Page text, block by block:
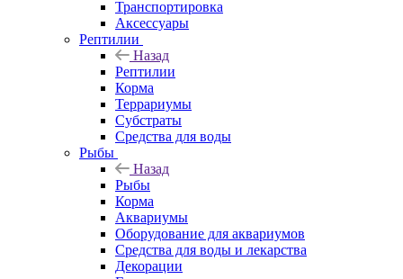
Транспортировка
Аксессуары
Рептилии
Назад
Рептилии
Корма
Террариумы
Субстраты
Средства для воды
Рыбы
Назад
Рыбы
Корма
Аквариумы
Оборудование для аквариумов
Средства для воды и лекарства
Декорации